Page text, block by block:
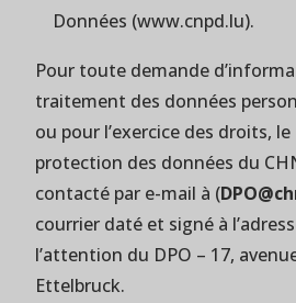
Données (www.cnpd.lu).
Pour toute demande
traitement des données
ou pour l’exercice des droits,
protection des données du
contacté par e-mail à (
courrier daté et signé à
l’attention du DPO – 17,
Ettelbruck.